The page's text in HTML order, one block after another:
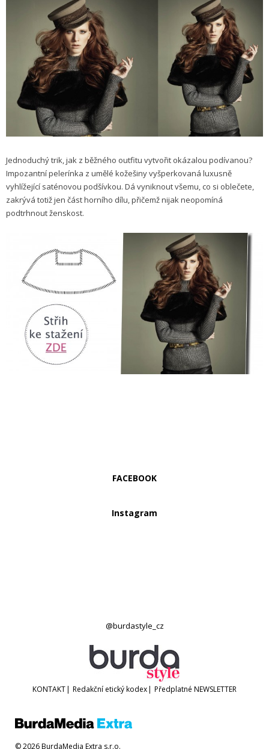
Jednoduchý trik, jak z běžného outfitu vytvořit okázalou podívanou?
Impozantní pelerínka z umělé kožešiny vyšperkovaná luxusně
vyhlížející saténovou podšívkou. Dá vyniknout všemu, co si oblečete,
zakrývá totiž jen část horního dílu, přičemž nijak neopomíná
podtrhnout ženskost.
FACEBOOK
Instagram
@burdastyle_cz
KONTAKT| Redakční etický kodex| Předplatné NEWSLETTER
© 2026 BurdaMedia Extra s.r.o.